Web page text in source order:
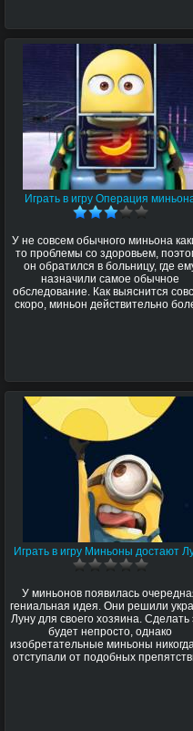
Играть в игру Операция
У не совсем обычного миньона
то проблемы со здоровьем,
он обратился в больницу, где
назначили самое обычное
обследование. Как выяснится
скоро, миньон действительно
Играть в игру Миньоны достают
У миньонов появилась
гениальная идея. Они решили
Луну для своего хозяина. Сделать
будет непросто, однако
изобретательные миньоны
отступали от подобных